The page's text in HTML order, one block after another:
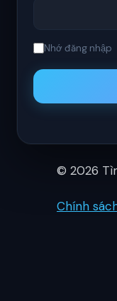
Nhớ đăng nhập
© 2026
Chính